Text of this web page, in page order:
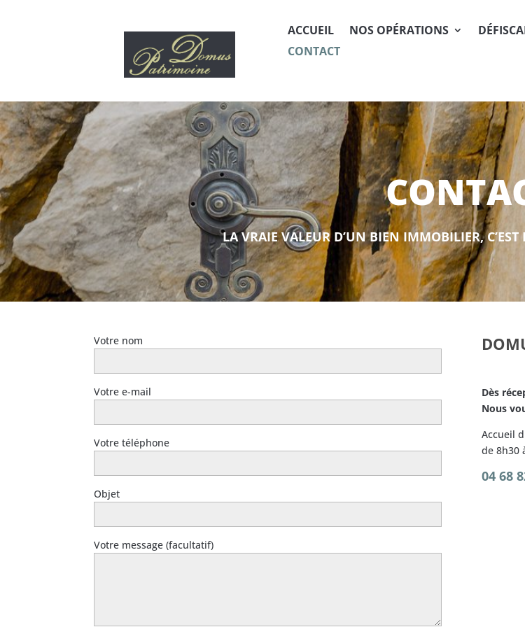
ACCUEIL NOS OPÉRATIONS
CONTACT
LA VRAIE VALEUR D’UN BIEN IMMOBILIER,
Votre nom
Votre e-mail
Votre téléphone
Objet
Votre message (facultatif)
Dès
Nous
Accueil
de 8h30
04 68